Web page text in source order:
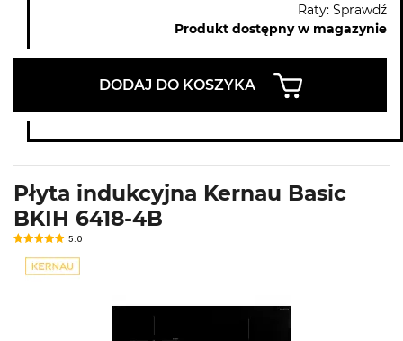
Raty: Sprawdź
Produkt dostępny w magazynie
DODAJ DO KOSZYKA
Płyta indukcyjna Kernau Basic
BKIH 6418-4B
5.0